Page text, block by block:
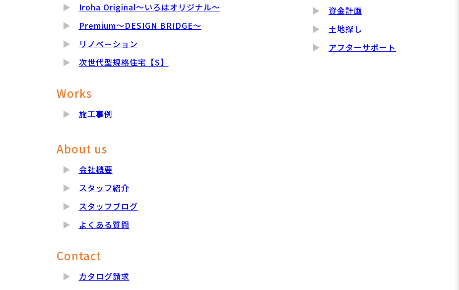
Iroha Original～いろはオリジナル～
Premium～DESIGN BRIDGE～
リノベーション
次世代型規格住宅【S】
Works
施工事例
資金計画
土地探し
アフターサポート
About us
会社概要
スタッフ紹介
スタッフブログ
よくある質問
Contact
カタログ請求